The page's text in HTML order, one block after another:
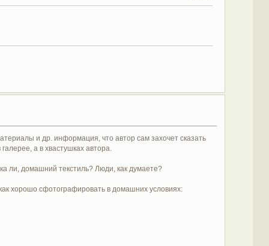
и др. информация, что автор сам захочет сказать
а в хвастушках автора.
ли, домашний текстиль? Люди, как думаете?
хорошо сфотографировать в домашних условиях: